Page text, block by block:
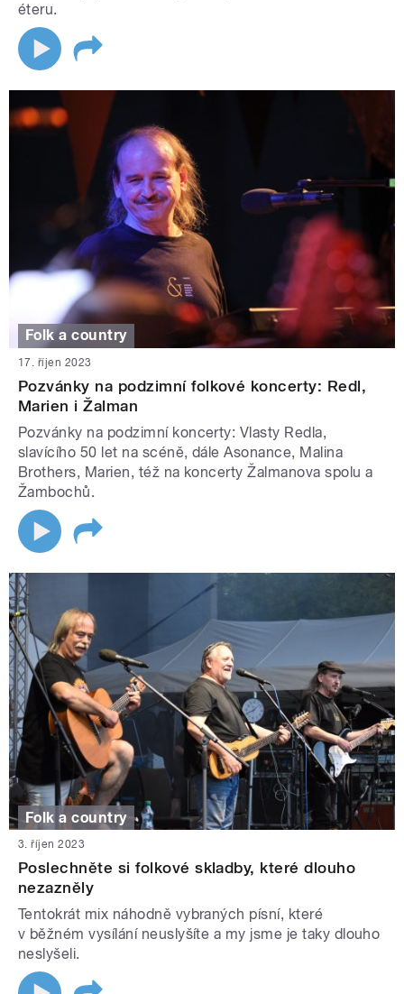
éteru.
Folk a country
17. říjen 2023
Pozvánky na podzimní folkové koncerty: Redl,
Marien i Žalman
Pozvánky na podzimní koncerty: Vlasty Redla,
slavícího 50 let na scéně, dále Asonance, Malina
Brothers, Marien, též na koncerty Žalmanova spolu a
Žambochů.
Folk a country
3. říjen 2023
Poslechněte si folkové skladby, které dlouho
nezazněly
Tentokrát mix náhodně vybraných písní, které
v běžném vysílání neuslyšíte a my jsme je taky dlouho
neslyšeli.